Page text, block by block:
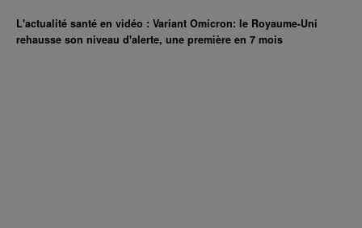
L'actualité santé en vidéo : Variant Omicron: le Royaume-Uni
rehausse son niveau d'alerte, une première en 7 mois